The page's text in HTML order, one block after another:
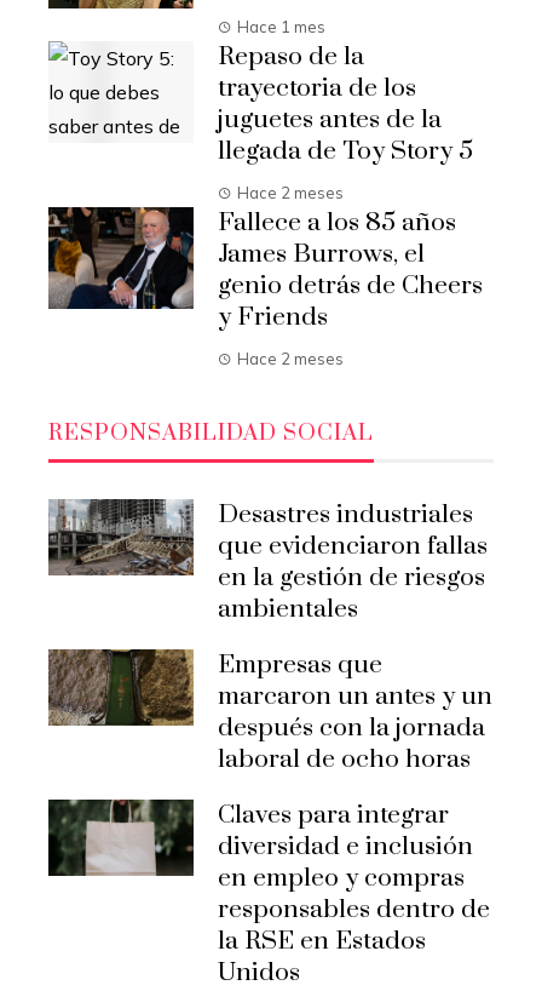
Hace 1 mes
Repaso de la
trayectoria de los
juguetes antes de la
llegada de Toy Story 5
Hace 2 meses
Fallece a los 85 años
James Burrows, el
genio detrás de Cheers
y Friends
Hace 2 meses
RESPONSABILIDAD SOCIAL
Desastres industriales
que evidenciaron fallas
en la gestión de riesgos
ambientales
Empresas que
marcaron un antes y un
después con la jornada
laboral de ocho horas
Claves para integrar
diversidad e inclusión
en empleo y compras
responsables dentro de
la RSE en Estados
Unidos